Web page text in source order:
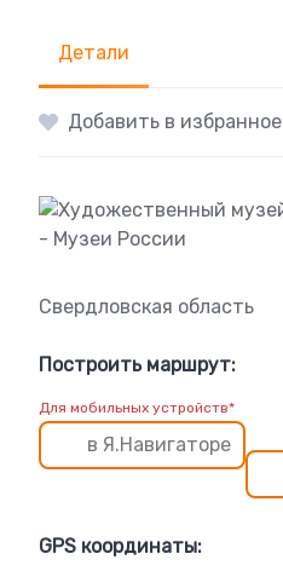
Детали
Добавить в избранное
Свердловская область
Построить маршрут:
Для мобильных устройств*
в Я.Навигаторе
GPS координаты: